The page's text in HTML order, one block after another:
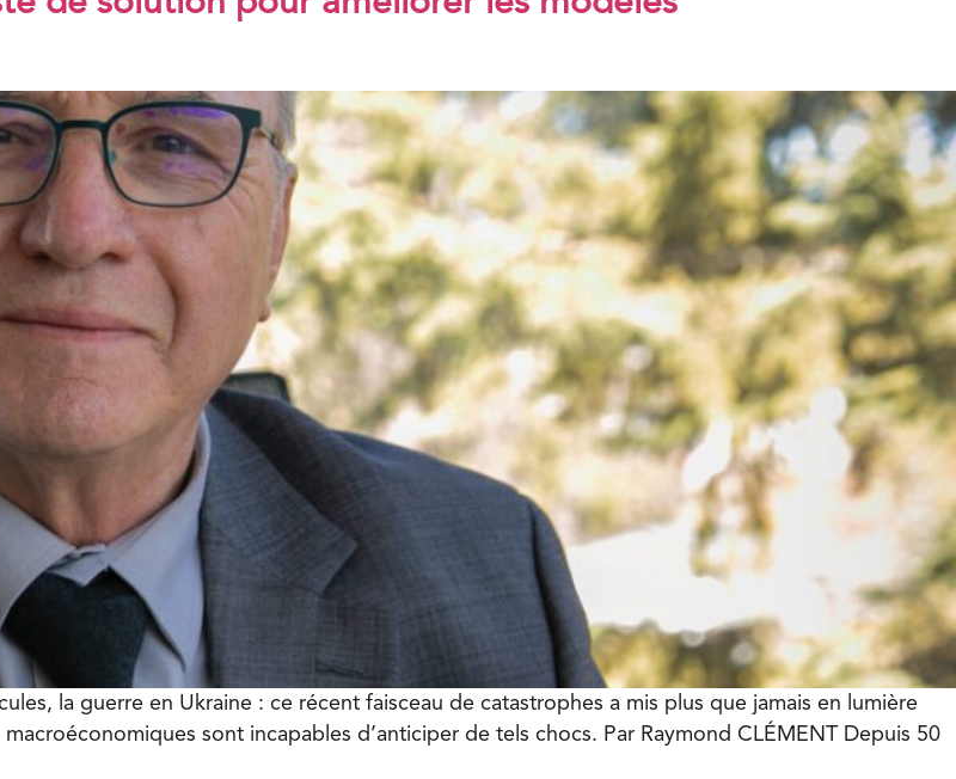
la guerre en Ukraine : ce récent faisceau de catastrophes a mis plus que jamais en lumière
sont incapables d’anticiper de tels chocs. Par Raymond CLÉMENT Depuis 50